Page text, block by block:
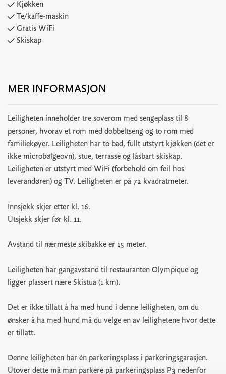
Kjøkken
Te/kaffe-maskin
Gratis WiFi
Skiskap
MER INFORMASJON
Leiligheten inneholder tre soverom med sengeplass til 8
personer, hvorav et rom med dobbeltseng og to rom med
familiekøyer. Leiligheten har to bad, fullt utstyrt kjøkken (det er
ikke microbølgeovn), stue, terrasse og låsbart skiskap.
Leiligheten er utstyrt med WiFi (forbehold om feil hos
leverandøren) og TV. Leiligheten er på 72 kvadratmeter.
Innsjekk skjer etter kl. 16.
Utsjekk skjer før kl. 11.
Avstand til nærmeste skibakke er 15 meter.
Leiligheten har gangavstand til restauranten Olympique og
ligger plassert nære Skistua (1 km).
Det er ikke tillatt å ha med hund i denne leiligheten, om du
ønsker å ha med hund må du velge en av leilighetene hvor dette
er tillatt.
Denne leiligheten har én parkeringsplass i parkeringsgarasjen.
Utover dette må man parkere på parkeringsplass P3 nedenfor